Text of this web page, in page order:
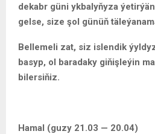
dekabr güni ykbalyňyza
gelse, size şol günüň
Bellemeli zat, siz islendik
basyp, ol baradaky giňişleýin
bilersiňiz.
Hamal (guzy 21.03 — 20.04)